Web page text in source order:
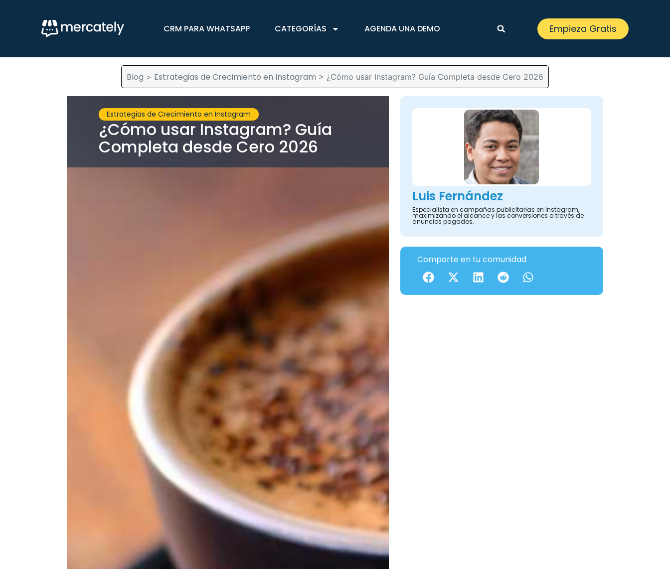
CRM PARA WHATSAPP CATEGORÍAS AGENDA UNA DEMO Empieza Gratis
Blog > Estrategias de Crecimiento en Instagram > ¿Cómo usar Instagram? Guía Completa desde Cero 2026
Estrategias de Crecimiento en Instagram
¿Cómo usar Instagram? Guía
Completa desde Cero 2026
Luis Fernández
Especialista en campañas publicitarias en Instagram,
maximizando el alcance y las conversiones a través de
anuncios pagados.
Comparte en tu comunidad